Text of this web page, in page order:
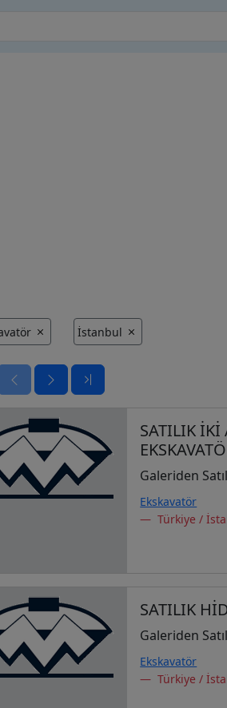
İstanbul
SATILIK İKİ
Galeriden
Ekskavatör
Türkiye /
SATILIK
Galeriden
Ekskavatör
Türkiye /